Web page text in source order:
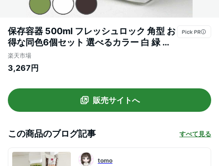
保存容器 500ml フレッシュロック 角型 お
得な同色6個セット 選べるカラー 白 緑 茶
（ キッチン収納 キャニスター 調味料入れ
プラスチック 引き出し収納 冷蔵庫収納
れ ）
楽天市場
3,267円
販売サイトへ
この商品のブログ記事 すべて見る
tomo